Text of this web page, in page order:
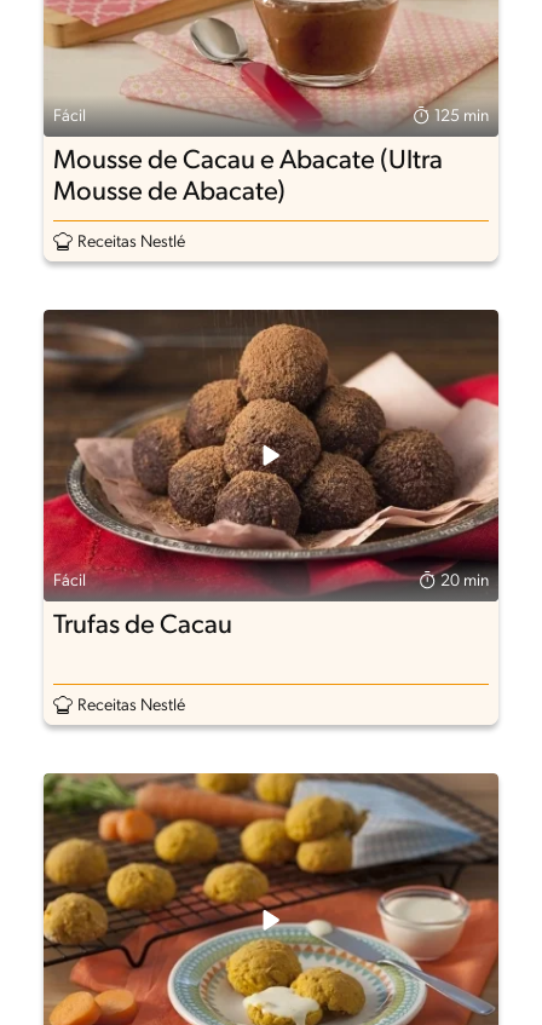
Fácil 125 min
Mousse de Cacau e Abacate (Ultra
Mousse de Abacate)
Receitas Nestlé
Fácil 20 min
Trufas de Cacau
Receitas Nestlé